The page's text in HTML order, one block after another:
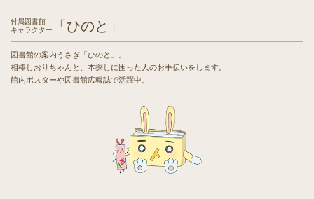
付属図書館
キャラクター
「ひのと」
図書館の案内うさぎ「ひのと」。
相棒しおりちゃんと、本探しに困った人のお手伝いをします。
館内ポスターや図書館広報誌で活躍中。